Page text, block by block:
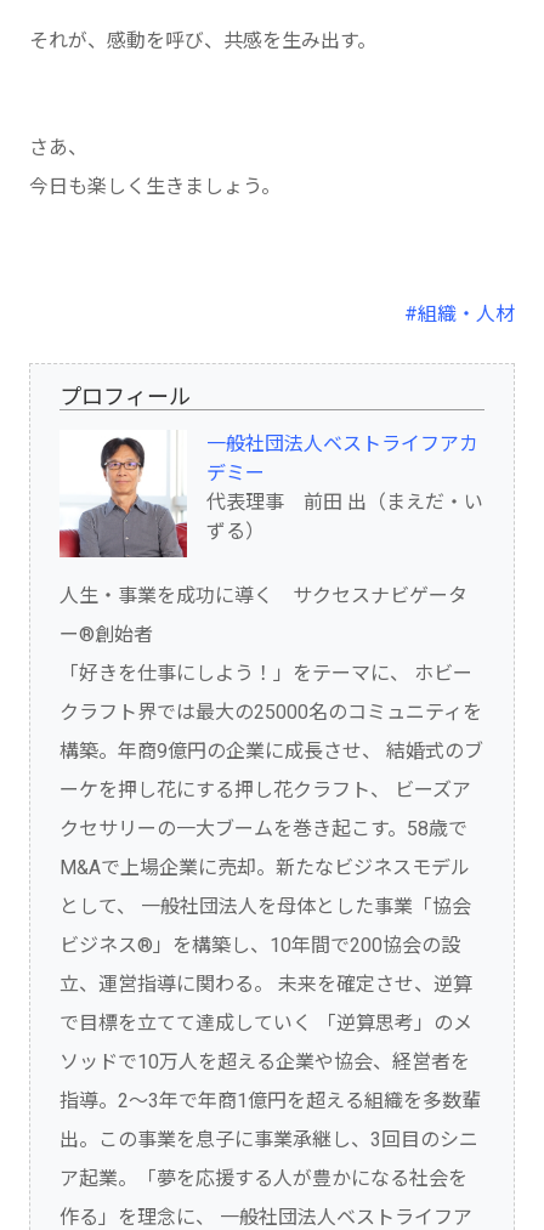
それが、感動を呼び、共感を生み出す。
さあ、
今日も楽しく生きましょう。
#組織・人材
プロフィール
一般社団法人ベストライフアカ
デミー
代表理事 前田 出（まえだ・い
ずる）
人生・事業を成功に導く サクセスナビゲータ
ー®創始者
「好きを仕事にしよう！」をテーマに、 ホビー
クラフト界では最大の25000名のコミュニティを
構築。年商9億円の企業に成長させ、 結婚式のブ
ーケを押し花にする押し花クラフト、 ビーズア
クセサリーの一大ブームを巻き起こす。58歳で
M&Aで上場企業に売却。新たなビジネスモデル
として、 一般社団法人を母体とした事業「協会
ビジネス®」を構築し、10年間で200協会の設
立、運営指導に関わる。 未来を確定させ、逆算
で目標を立てて達成していく 「逆算思考」のメ
ソッドで10万人を超える企業や協会、経営者を
指導。2～3年で年商1億円を超える組織を多数輩
出。この事業を息子に事業承継し、3回目のシニ
ア起業。「夢を応援する人が豊かになる社会を
作る」を理念に、 一般社団法人ベストライフア